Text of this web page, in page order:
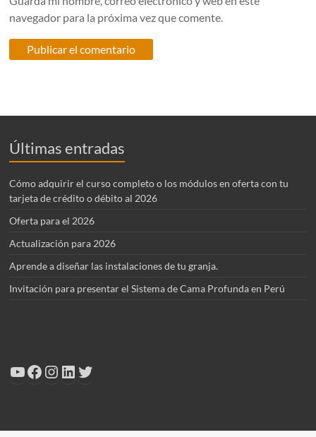
navegador para la próxima vez que comente.
Últimas entradas
Cómo adquirir el curso completo o los módulos en oferta con tu
tarjeta de crédito o débito al 2026
Oferta para el 2026
Actualización para 2026
Aprende a diseñar las instalaciones de tu granja.
Invitación para presentar el Sistema de Cama Profunda en Perú
YouTube
Facebook
Instagram
LinkedIn
Twitter